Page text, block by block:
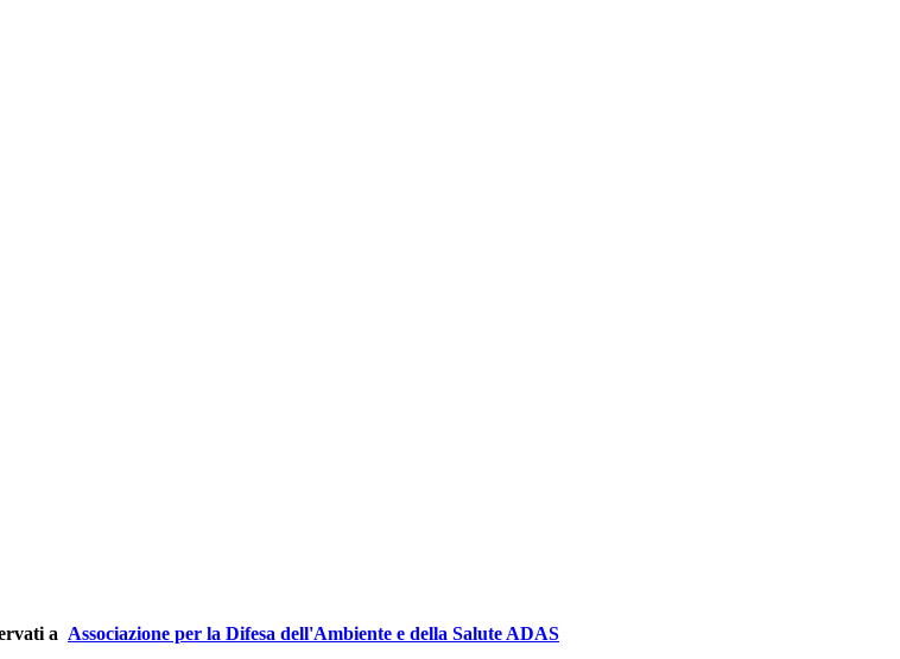
a Associazione per la Difesa dell'Ambiente e della Salute ADAS